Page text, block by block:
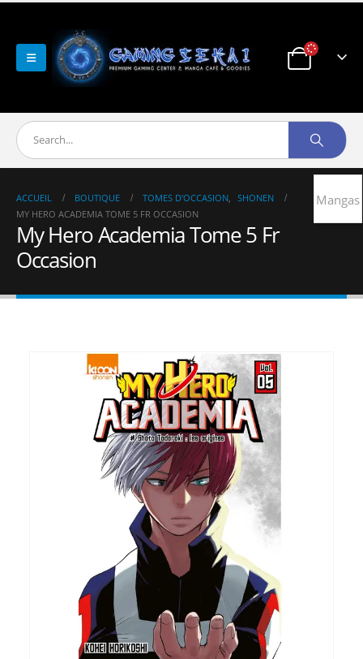
ACCUEIL BOUTIQUE TOMES D'OCCASION
SHONEN
MY HERO ACADEMIA TOME 5 FR OCCASION
My Hero Academia Tome 5 Fr
Occasion
Mangas